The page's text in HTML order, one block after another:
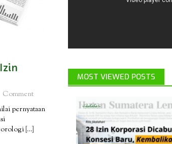
Comment
pernyataan
[…]
MOST VIEWED POSTS